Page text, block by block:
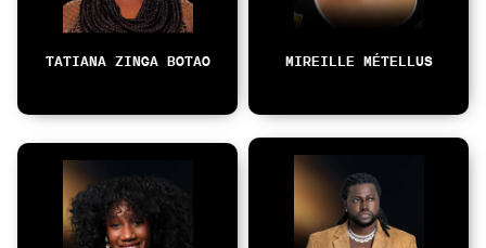
TATIANA ZINGA BOTAO MIREILLE MÉTELLUS